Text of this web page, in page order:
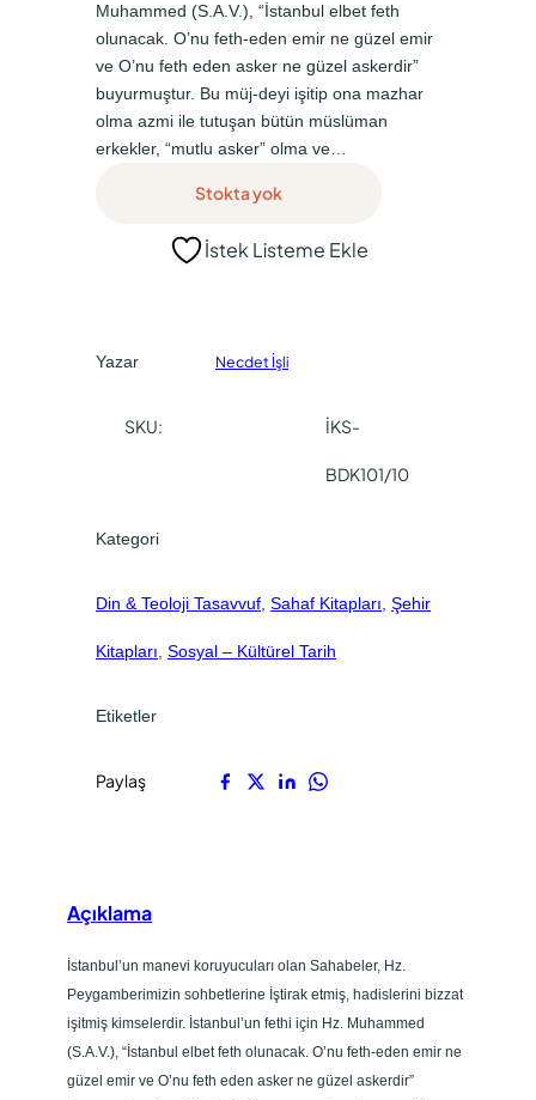
l
f
i
y
a
5
i
f
i
y
a
0
Muhammed (S.A.V.), “İstanbul elbet feth
olunacak. O’nu feth-eden emir ne güzel emir
ve O’nu feth eden asker ne güzel askerdir”
buyurmuştur. Bu müj-deyi işitip ona mazhar
olma azmi ile tutuşan bütün müslüman
erkekler, “mutlu asker” olma ve…
Stokta yok
İstek Listeme Ekle
Yazar Necdet İşli
SKU: İKS-
BDK101/10
Kategori
Din & Teoloji Tasavvuf, Sahaf Kitapları, Şehir
Kitapları, Sosyal – Kültürel Tarih
Etiketler
Paylaş
Açıklama
İstanbul’un manevi koruyucuları olan Sahabeler, Hz.
Peygamberimizin sohbetlerine İştirak etmiş, hadislerini bizzat
işitmiş kimselerdir. İstanbul’un fethi için Hz. Muhammed
(S.A.V.), “İstanbul elbet feth olunacak. O’nu feth-eden emir ne
güzel emir ve O’nu feth eden asker ne güzel askerdir”